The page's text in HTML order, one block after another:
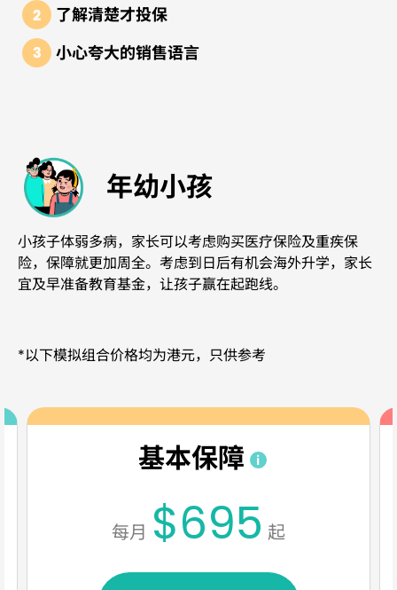
了解清楚才投保
小心夸大的销售语言
年幼小孩
小孩子体弱多病，家长可以考虑购买医疗保险及重疾保
险，保障就更加周全。考虑到日后有机会海外升学，家长
宜及早准备教育基金，让孩子赢在起跑线。
*以下模拟组合价格均为港元，只供参考
基本保障
每月 $695 起